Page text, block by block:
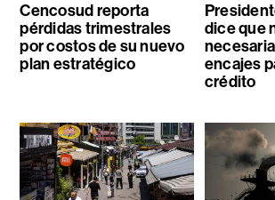
Cencosud reporta
pérdidas trimestrales
por costos de su nuevo
plan estratégico
dice que
encajes
crédito